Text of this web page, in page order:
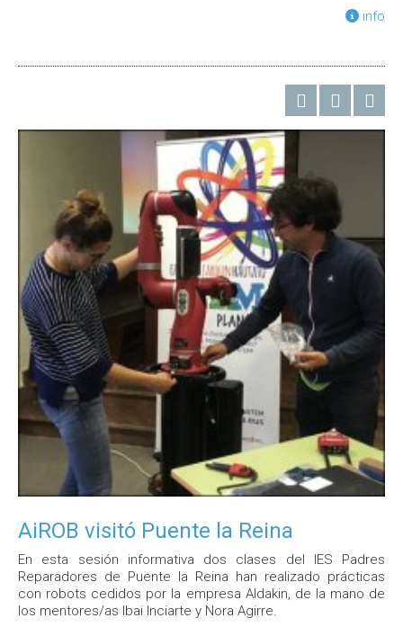
info
AiROB visitó Puente la Reina
En esta sesión informativa dos clases del IES Padres
Reparadores de Puente la Reina han realizado prácticas
con robots cedidos por la empresa Aldakin, de la mano de
los mentores/as Ibai Inciarte y Nora Agirre.